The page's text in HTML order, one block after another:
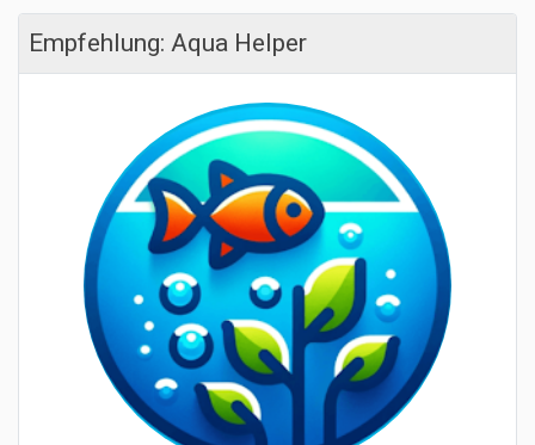
Empfehlung: Aqua Helper